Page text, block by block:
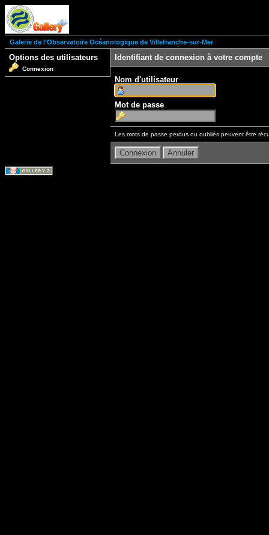
Galerie de l'Observatoire Océanologique de Villefranche-sur-Mer
Options des utilisateurs
Connexion
Identifiant de connexion à votre compte
Nom d'utilisateur
Mot de passe
Les mots de passe perdus ou oubliés peuvent être